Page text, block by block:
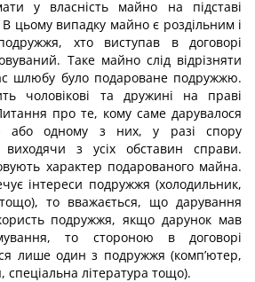
у власність майно на підставі
цьому випадку майно є роздільним і
хто виступав в договорі
Таке майно слід відрізняти
шлюбу було подароване подружжю.
чоловікові та дружині на праві
про те, кому саме дарувалося
одному з них, у разі спору
виходячи з усіх обставин справи.
характер подарованого майна.
інтереси подружжя (холодильник,
то вважається, що дарування
подружжя, якщо дарунок мав
то стороною в договорі
лише один з подружжя (комп’ютер,
література тощо).